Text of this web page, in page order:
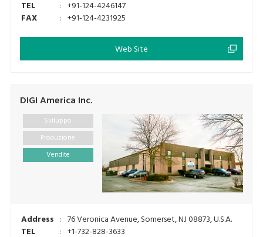
TEL
: +91-124-4246147
FAX
: +91-124-4231925
Web Site
DIGI America Inc.
Sviluppo
Produzione
Vendite
Address : 76 Veronica Avenue, Somerset, NJ 08873, U.S.A.
TEL
: +1-732-828-3633